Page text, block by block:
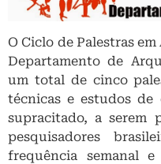
O Ciclo de Palestras
Departamento de
um total de cinco
técnicas e estudos de
supracitado, a serem
pesquisadores
frequência semanal